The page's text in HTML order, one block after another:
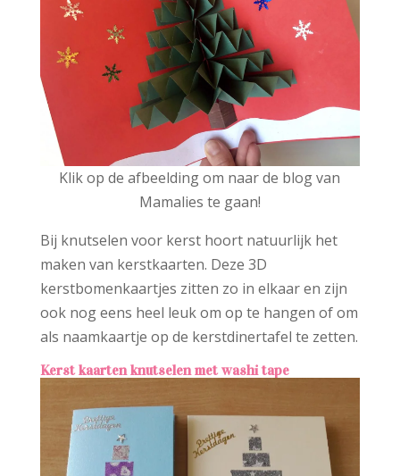
Klik op de afbeelding om naar de blog van
Mamalies te gaan!
Bij knutselen voor kerst hoort natuurlijk het
maken van kerstkaarten. Deze 3D
kerstbomenkaartjes zitten zo in elkaar en zijn
ook nog eens heel leuk om op te hangen of om
als naamkaartje op de kerstdinertafel te zetten.
Kerst kaarten knutselen met washi tape